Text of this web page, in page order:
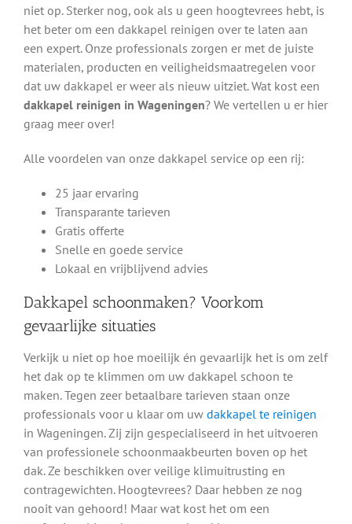
niet op. Sterker nog, ook als u geen hoogtevrees hebt, is
het beter om een dakkapel reinigen over te laten aan
een expert. Onze professionals zorgen er met de juiste
materialen, producten en veiligheidsmaatregelen voor
dat uw dakkapel er weer als nieuw uitziet. Wat kost een
dakkapel reinigen in Wageningen? We vertellen u er hier
graag meer over!
Alle voordelen van onze dakkapel service op een rij:
25 jaar ervaring
Transparante tarieven
Gratis offerte
Snelle en goede service
Lokaal en vrijblijvend advies
Dakkapel schoonmaken? Voorkom
gevaarlijke situaties
Verkijk u niet op hoe moeilijk én gevaarlijk het is om zelf
het dak op te klimmen om uw dakkapel schoon te
maken. Tegen zeer betaalbare tarieven staan onze
professionals voor u klaar om uw dakkapel te reinigen
in Wageningen. Zij zijn gespecialiseerd in het uitvoeren
van professionele schoonmaakbeurten boven op het
dak. Ze beschikken over veilige klimuitrusting en
contragewichten. Hoogtevrees? Daar hebben ze nog
nooit van gehoord! Maar wat kost het om een